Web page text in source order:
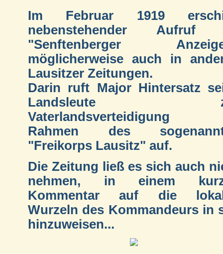
Im Februar 1919
nebenstehender Aufruf
"Senftenberger
möglicherweise auch in
Lausitzer Zeitungen.
Darin ruft Major Hintersatz
Landsleute
Vaterlandsverteidigung
Rahmen des
"Freikorps Lausitz" auf.
Die Zeitung ließ es sich auch
nehmen, in einem
Kommentar auf die
Wurzeln des Kommandeurs in
hinzuweisen...